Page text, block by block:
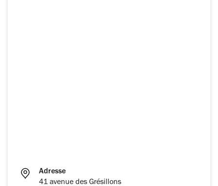
Adresse
41 avenue des Grésillons